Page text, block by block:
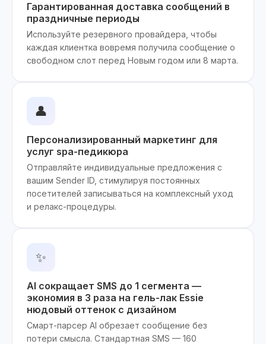
Гарантированная доставка сообщений в
праздничные периоды
Используйте резервного провайдера, чтобы
каждая клиентка вовремя получила сообщение о
свободном слот перед Новым годом или 8 марта.
👤
Персонализированный маркетинг для
услуг spa-педикюра
Отправляйте индивидуальные предложения с
вашим Sender ID, стимулируя постоянных
посетителей записываться на комплексный уход
и релакс-процедуры.
✨
AI сокращает SMS до 1 сегмента —
экономия в 3 раза на гель-лак Essie
нюдовый оттенок с дизайном
Смарт-парсер AI обрезает сообщение без
потери смысла. Стандартная SMS — 160